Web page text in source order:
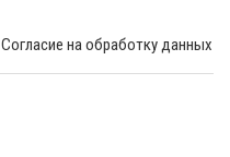
Согласие на обработку данных